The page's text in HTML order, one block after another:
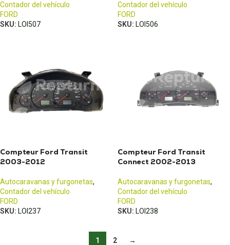
Contador del vehículo
FORD
SKU: LOI507
Contador del vehículo
FORD
SKU: LOI506
Compteur Ford Transit
2003-2012
Autocaravanas y furgonetas,
Contador del vehículo
FORD
SKU: LOI237
Compteur Ford Transit
Connect 2002-2013
Autocaravanas y furgonetas,
Contador del vehículo
FORD
SKU: LOI238
1 2 →